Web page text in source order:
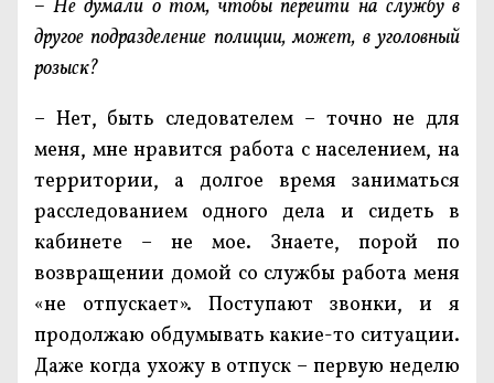
– Не думали о том, чтобы перейти на службу в
другое подразделение полиции, может, в уголовный
розыск?
– Нет, быть следователем – точно не для
меня, мне нравится работа с населением, на
территории, а долгое время заниматься
расследованием одного дела и сидеть в
кабинете – не мое. Знаете, порой по
возвращении домой со службы работа меня
«не отпускает». Поступают звонки, и я
продолжаю обдумывать какие-то ситуации.
Даже когда ухожу в отпуск – первую неделю